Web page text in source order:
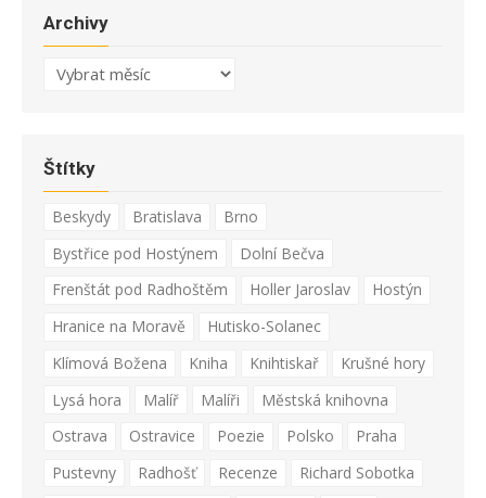
Archivy
Archivy
Štítky
Beskydy Bratislava
Brno
Bystřice pod Hostýnem
Dolní Bečva
Frenštát pod Radhoštěm
Holler Jaroslav
Hostýn
Hranice na Moravě
Hutisko-Solanec
Klímová Božena
Kniha Knihtiskař
Krušné hory
Lysá hora
Malíř Malíři
Městská knihovna
Ostrava
Ostravice Poezie Polsko
Praha
Pustevny
Radhošť Recenze Richard Sobotka